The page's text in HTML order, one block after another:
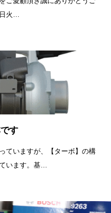
火…
す
ていますが、【ターボ】の構
います。基…